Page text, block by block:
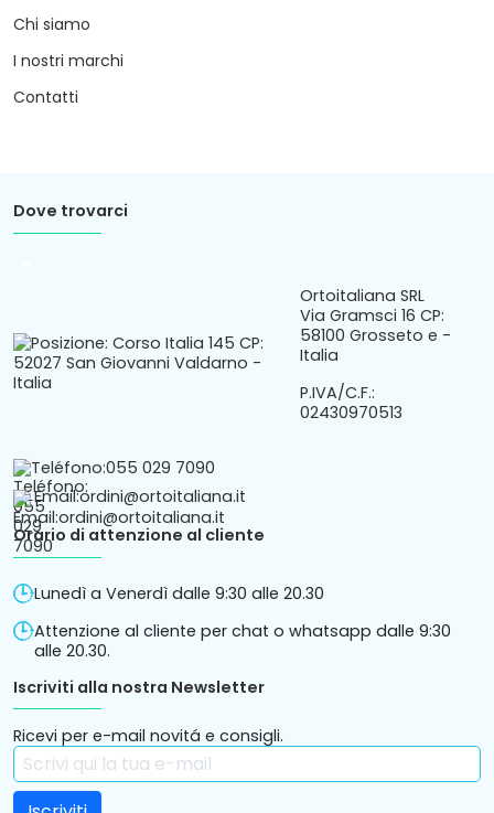
Chi siamo
I nostri marchi
Contatti
Dove trovarci
Ortoitaliana SRL
Via Gramsci 16 CP:
58100 Grosseto e -
Italia
P.IVA/C.F.:
02430970513
Teléfono:055 029 7090
Email:ordini@ortoitaliana.it
Orario di attenzione al cliente
Lunedì a Venerdì dalle 9:30 alle 20.30
Attenzione al cliente per chat o whatsapp dalle 9:30
alle 20.30.
Iscriviti alla nostra Newsletter
Ricevi per e-mail novitá e consigli.